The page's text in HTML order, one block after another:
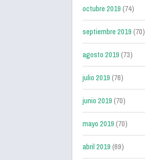
octubre 2019(74)
septiembre 2019(70)
agosto 2019(73)
julio 2019(76)
junio 2019(70)
mayo 2019(70)
abril 2019(69)